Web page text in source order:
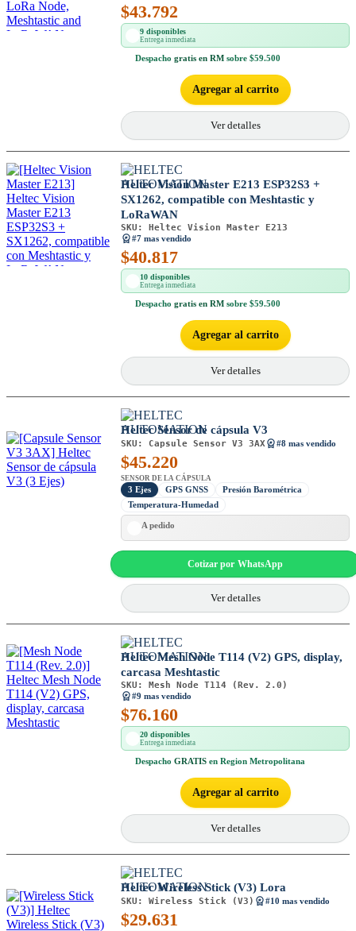
$43.792
9 disponibles
Entrega inmediata
Despacho gratis en RM sobre $59.500
Agregar al carrito
Ver detalles
Heltec Vision Master E213 ESP32S3 +
SX1262, compatible con Meshtastic y
LoRaWAN
SKU: Heltec Vision Master E213
#7 mas vendido
$40.817
10 disponibles
Entrega inmediata
Despacho gratis en RM sobre $59.500
Agregar al carrito
Ver detalles
Heltec Sensor de cápsula V3
SKU: Capsule Sensor V3 3AX #8 mas vendido
$45.220
SENSOR DE LA CÁPSULA
3 Ejes GPS GNSS
Presión Barométrica
Temperatura-Humedad
A pedido
Cotizar por WhatsApp
Ver detalles
Heltec Mesh Node T114 (V2) GPS, display,
carcasa Meshtastic
SKU: Mesh Node T114 (Rev. 2.0)
#9 mas vendido
$76.160
20 disponibles
Entrega inmediata
Despacho GRATIS en Region Metropolitana
Agregar al carrito
Ver detalles
Heltec Wireless Stick (V3) Lora
SKU: Wireless Stick (V3) #10 mas vendido
$29.631